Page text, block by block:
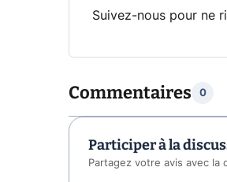
Suivez-nous pour ne
Commentaires 0
Participer à la
Partagez votre avis avec la